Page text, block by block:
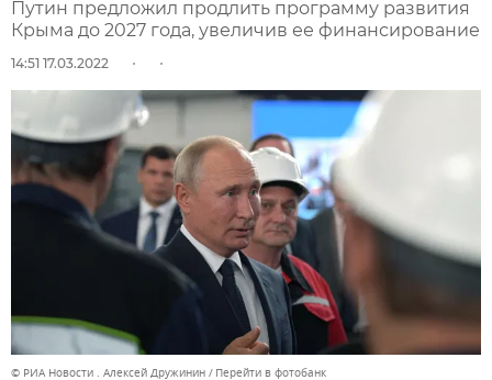
Путин предложил продлить программу развития
Крыма до 2027 года, увеличив ее финансирование
14:51 17.03.2022
© РИА Новости . Алексей Дружинин Перейти в фотобанк